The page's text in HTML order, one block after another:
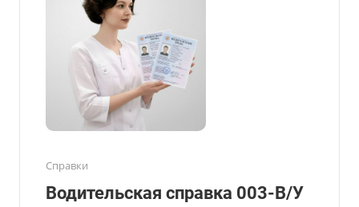
Справки
Водительская справка 003-В/У